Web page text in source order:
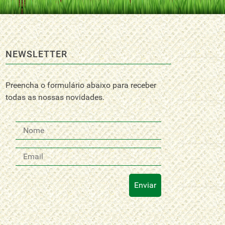
NEWSLETTER
Preencha o formulário abaixo para receber
todas as nossas novidades.